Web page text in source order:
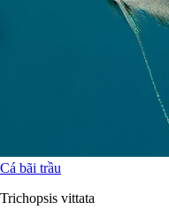
Cá bãi trầu
Trichopsis vittata